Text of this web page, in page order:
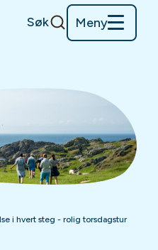
Søk Meny
i hvert steg - rolig torsdagstur